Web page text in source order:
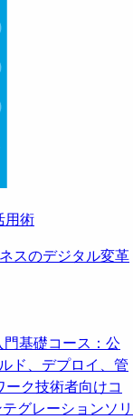
用術
スのデジタル変革
基礎コース：公
ド、デプロイ、管
ーク技術者向けコ
グレーションソリ